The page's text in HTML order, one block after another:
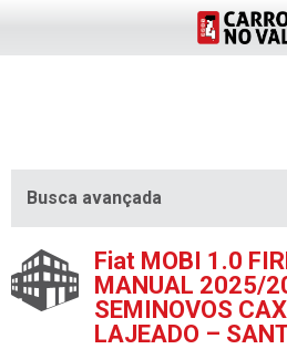
Busca avançada
Fiat MOBI 1.0
MANUAL 2025/
SEMINOVOS
LAJEADO –